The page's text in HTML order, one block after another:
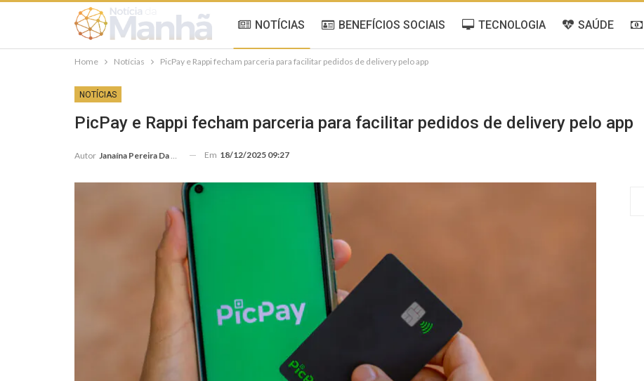
NOTÍCIAS BENEFÍCIOS SOCIAIS TECNOLOGIA SAÚDE
Home Notícias PicPay e Rappi fecham parceria para facilitar pedidos de delivery pelo app
NOTÍCIAS
PicPay e Rappi fecham parceria para facilitar pedidos de delivery pelo app
Autor Janaína Pereira Da Silva Em 18/12/2025 09:27